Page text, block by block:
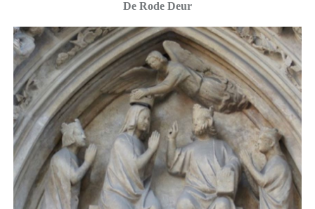
De Rode Deur